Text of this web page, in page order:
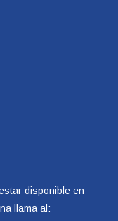
disponible en
llama al: